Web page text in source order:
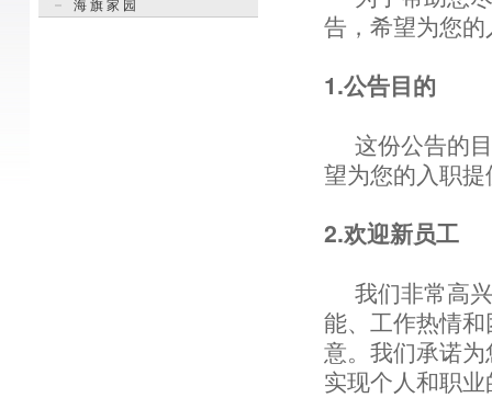
海 旗 家 园
告，希望为您
1.公告目的
这份公告的
望为您的入职
2.欢迎新员工
我们非常高
能、工作热情
意。我们承诺
实现个人和职